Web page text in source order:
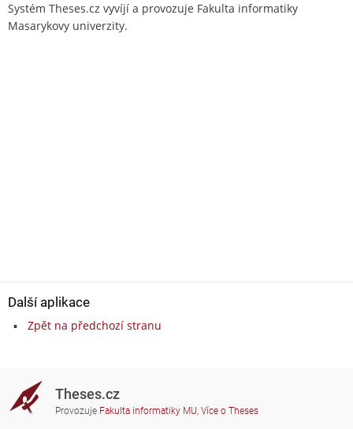
Systém Theses.cz vyvíjí a provozuje Fakulta informatiky
Masarykovy univerzity.
Další aplikace
Zpět na předchozí stranu
Theses.cz
Provozuje Fakulta informatiky MU, Více o Theses